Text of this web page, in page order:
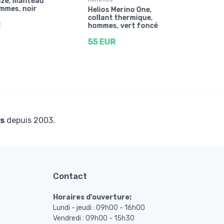
noir
Helios Merino One,
collant thermique,
hommes, vert foncé
55 EUR
depuis 2003.
Contact
Horaires d'ouverture:
Lundi - jeudi : 09h00 - 16h00
Vendredi : 09h00 - 15h30